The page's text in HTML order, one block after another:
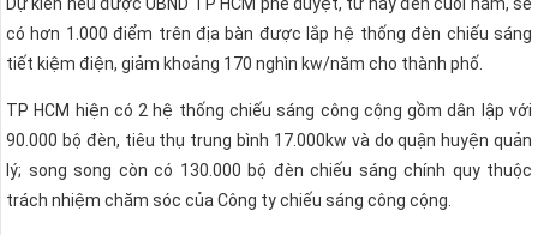
có hơn 1.000 điểm trên địa bàn được lắp hệ thống đèn chiếu sáng
tiết kiệm điện, giảm khoảng 170 nghìn kw/năm cho thành phố.
TP HCM hiện có 2 hệ thống chiếu sáng công cộng gồm dân lập với
90.000 bộ đèn, tiêu thụ trung bình 17.000kw và do quận huyện quản
lý; song song còn có 130.000 bộ đèn chiếu sáng chính quy thuộc
trách nhiệm chăm sóc của Công ty chiếu sáng công cộng.